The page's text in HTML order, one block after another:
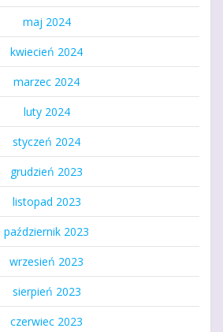
maj 2024
kwiecień 2024
marzec 2024
luty 2024
styczeń 2024
grudzień 2023
listopad 2023
październik 2023
wrzesień 2023
sierpień 2023
czerwiec 2023